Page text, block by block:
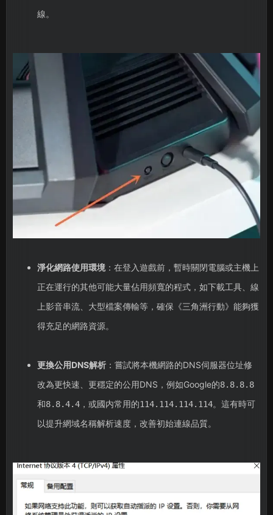
線。
淨化網路使用環境：在登入遊戲前，暫時關閉電腦或主機上
正在運行的其他可能大量佔用頻寬的程式，如下載工具、線
上影音串流、大型檔案傳輸等，確保《三角洲行動》能夠獲
得充足的網路資源。
更換公用DNS解析：嘗試將本機網路的DNS伺服器位址修
改為更快速、更穩定的公用DNS，例如Google的8.8.8.8
和8.8.4.4，或國内常用的114.114.114.114。這有時可
以提升網域名稱解析速度，改善初始連線品質。